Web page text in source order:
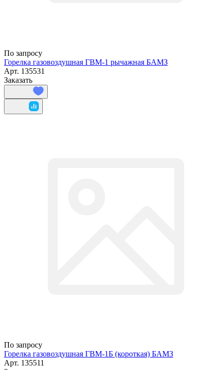
По запросу
Горелка газовоздушная ГВМ-1 рычажная БАМЗ
Арт. 135531
Заказать
По запросу
Горелка газовоздушная ГВМ-1Б (короткая) БАМЗ
Арт. 135511